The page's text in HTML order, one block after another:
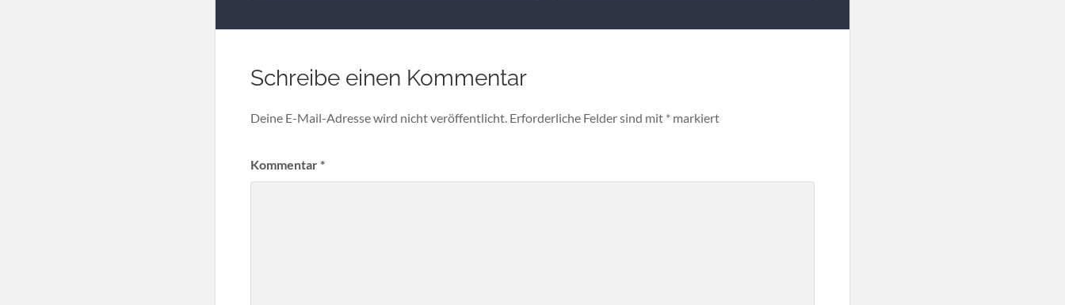
Schreibe einen Kommentar
Deine E-Mail-Adresse wird nicht veröffentlicht. Erforderliche Felder sind mit * markiert
Kommentar*